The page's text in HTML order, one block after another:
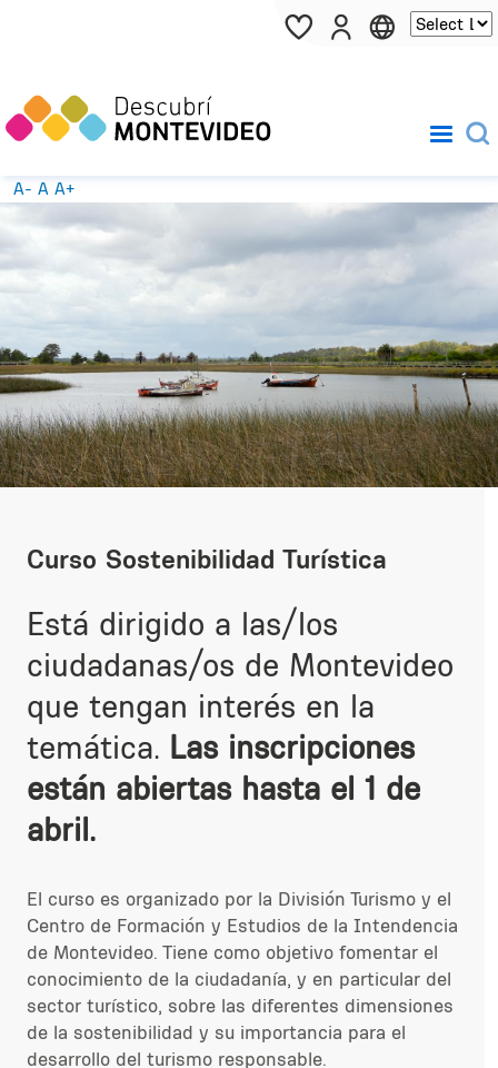
Pasar al contenido principal
A- A A+
Curso Sostenibilidad Turística
Está dirigido a las/los
ciudadanas/os de Montevideo
que tengan interés en la
temática. Las inscripciones
están abiertas hasta el 1 de
abril.
El curso es organizado por la División Turismo y el
Centro de Formación y Estudios de la Intendencia
de Montevideo. Tiene como objetivo fomentar el
conocimiento de la ciudadanía, y en particular del
sector turístico, sobre las diferentes dimensiones
de la sostenibilidad y su importancia para el
desarrollo del turismo responsable.